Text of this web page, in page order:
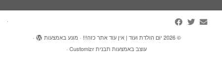
·
© 2026 יום הולדת ועוד | אין עוד אתר כזה!!! · מונע באמצעות
·
עוצב באמצעות תבנית Customizr ·